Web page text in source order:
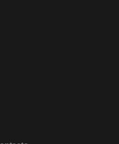
(abre en ventana nueva)
(abre en ventana nueva)
(abre en ventana nueva)
(abre en ventana nueva)